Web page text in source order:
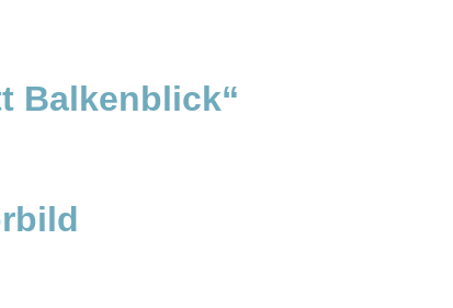
Balkenblick“